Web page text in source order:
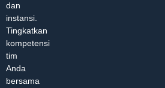
dan
instansi.
Tingkatkan
kompetensi
tim
Anda
bersama